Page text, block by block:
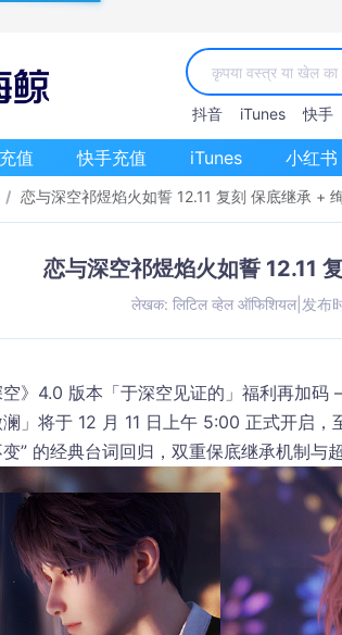
抖音 iTunes 快手
值 快手充值 iTunes 小红书
/ 恋与深空祁煜焰火如誓 12.11 复刻 保底继承 +
恋与深空祁煜焰火如誓 12.11
लेखक: लिटिल व्हेल ऑफिशियल 发布
空》4.0 版本「于深空见证的」福利再加
澜」将于 12 月 11 日上午 5:00 正式开启
” 的经典台词回归，双重保底继承机制与